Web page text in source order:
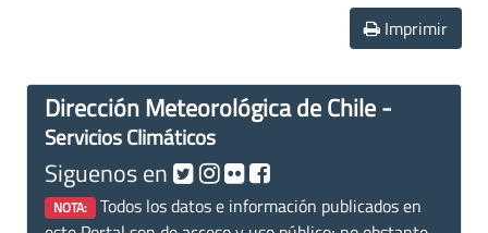
Imprimir
Dirección Meteorológica de Chile -
Servicios Climáticos
Siguenos en
NOTA: Todos los datos e información publicados en